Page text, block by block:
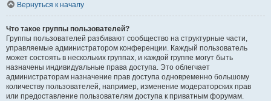
Вернуться к началу
Что такое группы пользователей?
Группы пользователей разбивают сообщество на структурные части,
управляемые администратором конференции. Каждый пользователь
может состоять в нескольких группах, и каждой группе могут быть
назначены индивидуальные права доступа. Это облегчает
администраторам назначение прав доступа одновременно большому
количеству пользователей, например, изменение модераторских прав
или предоставление пользователям доступа к приватным форумам.